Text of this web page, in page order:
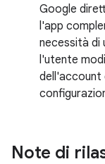
Google
l'app
necessità di
l'utente
Note di